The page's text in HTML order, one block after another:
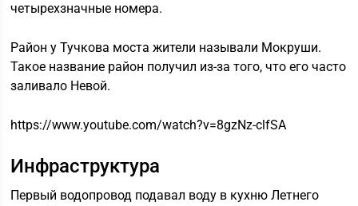
четырехзначные номера.
Район у Тучкова моста жители называли Мокруши.
Такое название район получил из-за того, что его часто
заливало Невой.
https://www.youtube.com/watch?v=8gzNz-clfSA
Инфраструктура
Первый водопровод подавал воду в кухню Летнего